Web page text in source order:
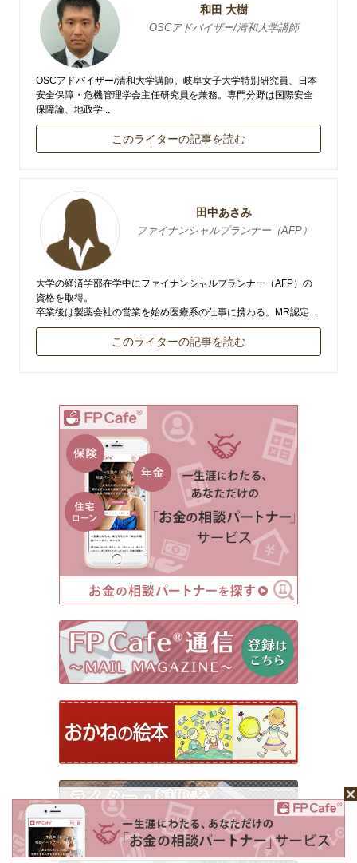
和田 大樹
OSCアドバイザー/清和大学講師
OSCアドバイザー/清和大学講師。岐阜女子大学特別研究員、日本
安全保障・危機管理学会主任研究員を兼務。専門分野は国際安全
保障論、地政学...
このライターの記事を読む
田中あさみ
ファイナンシャルプランナー（AFP）
大学の経済学部在学中にファイナンシャルプランナー（AFP）の
資格を取得。
卒業後は製薬会社の営業を始め医療系の仕事に携わる。MR認定...
このライターの記事を読む